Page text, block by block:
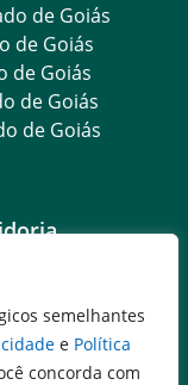
semelhantes
e Política
concorda com
de Goiás
de Goiás
de Goiás
de Goiás
de Goiás